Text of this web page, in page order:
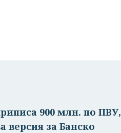
900 млн. по ПВУ,
версия за Банско